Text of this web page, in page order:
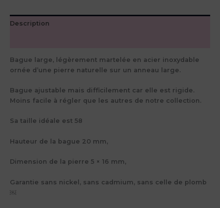
Description
Bague large, légèrement martelée en acier inoxydable
ornée d’une pierre naturelle sur un anneau large.
Bague ajustable mais difficilement car elle est rigide.
Moins facile à régler que les autres de notre collection.
Sa taille idéale est 58
Hauteur de la bague 20 mm,
Dimension de la pierre 5 × 16 mm,
Garantie sans nickel, sans cadmium, sans celle de plomb
￼